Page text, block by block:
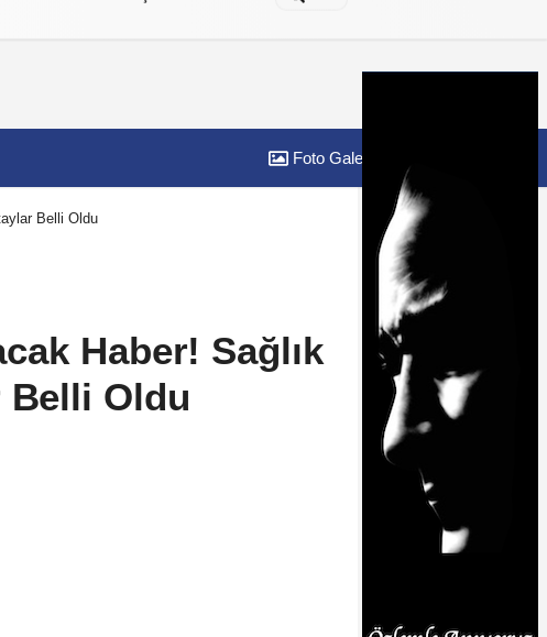
Foto Galeri
Belli Oldu
Haber! Sağlık
Belli Oldu